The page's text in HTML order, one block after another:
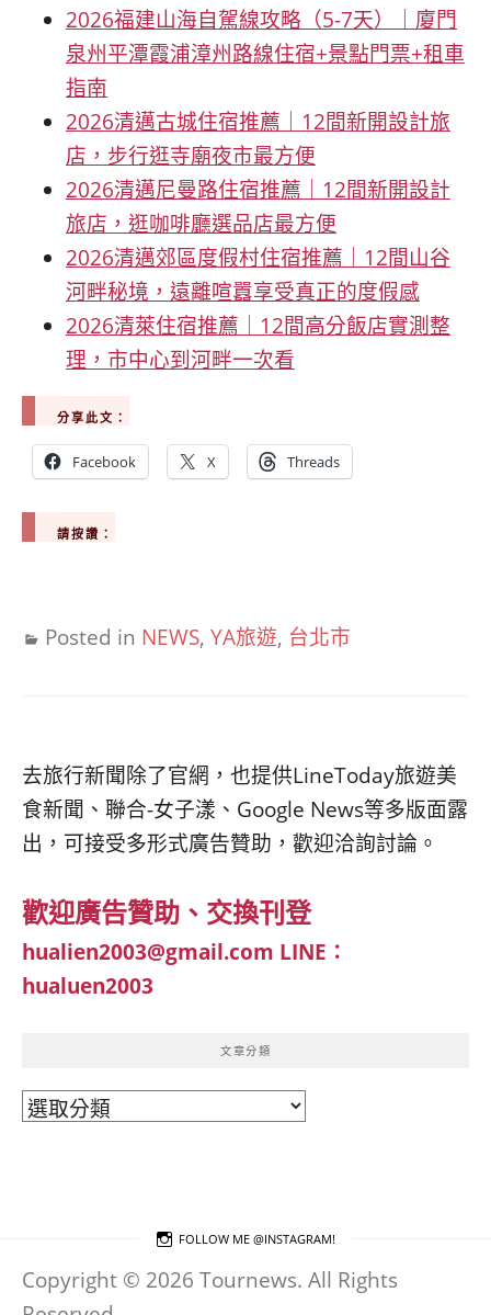
2026福建山海自駕線攻略（5-7天）｜廈門
泉州平潭霞浦漳州路線住宿+景點門票+租車
指南
2026清邁古城住宿推薦｜12間新開設計旅
店，步行逛寺廟夜市最方便
2026清邁尼曼路住宿推薦｜12間新開設計
旅店，逛咖啡廳選品店最方便
2026清邁郊區度假村住宿推薦｜12間山谷
河畔秘境，遠離喧囂享受真正的度假感
2026清萊住宿推薦｜12間高分飯店實測整
理，市中心到河畔一次看
分享此文：
Facebook X Threads
請按讚：
Posted in NEWS, YA旅遊, 台北市
去旅行新聞除了官網，也提供LineToday旅遊美
食新聞、聯合-女子漾、Google News等多版面露
出，可接受多形式廣告贊助，歡迎洽詢討論。
歡迎廣告贊助、交換刊登
hualien2003@gmail.com LINE：
hualuen2003
文章分類
文
FOLLOW ME @INSTAGRAM!
Copyright © 2026 Tournews. All Rights